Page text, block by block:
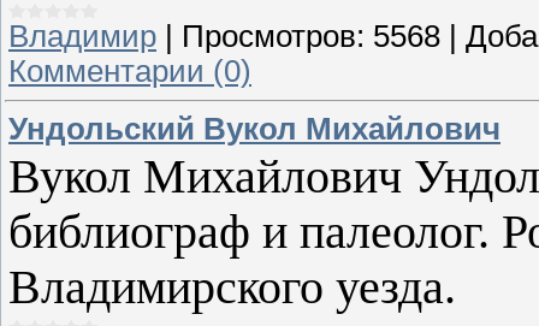
Владимир Просмотров: 5568
Комментарии (0)
Ундольский Вукол Михайлович
Вукол Михайлович
библиограф и палеолог.
Владимирского уезда.